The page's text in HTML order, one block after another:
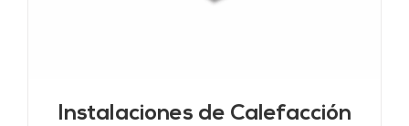
Instalaciones de Calefacción